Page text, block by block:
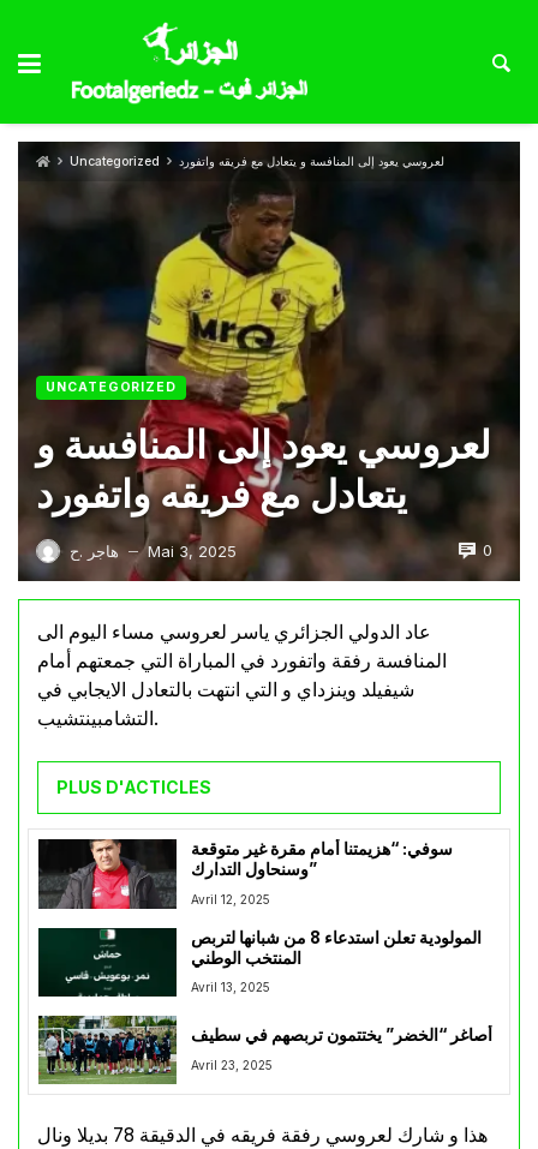
Uncategorized لعروسي يعود إلى المنافسة و يتعادل مع فريقه واتفورد
UNCATEGORIZED
لعروسي يعود إلى المنافسة و
يتعادل مع فريقه واتفورد
هاجر .ح — Mai 3, 2025 0
عاد الدولي الجزائري ياسر لعروسي مساء اليوم الى
المنافسة رفقة واتفورد في المباراة التي جمعتهم أمام
شيفيلد وينزداي و التي انتهت بالتعادل الايجابي في
التشامبينتشيب.
PLUS D'ACTICLES
سوفي: “هزيمتنا أمام مقرة غير متوقعة
وسنحاول التدارك”
Avril 12, 2025
المولودية تعلن استدعاء 8 من شبانها لتربص
المنتخب الوطني
Avril 13, 2025
أصاغر “الخضر” يختتمون تربصهم في سطيف
Avril 23, 2025
هذا و شارك لعروسي رفقة فريقه في الدقيقة 78 بديلا ونال